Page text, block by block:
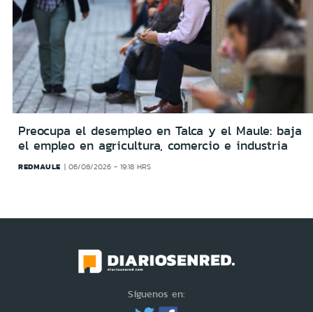
Preocupa el desempleo en Talca y el Maule: baja
el empleo en agricultura, comercio e industria
REDMAULE 06/08/2026 - 19:18 HRS
Síguenos en: